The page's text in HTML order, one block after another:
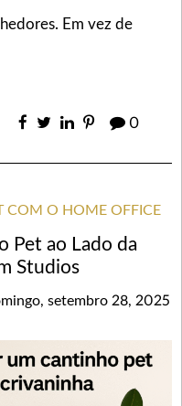
Em vez de
0
COM O HOME OFFICE
Pet ao Lado da
Studios
setembro 28, 2025